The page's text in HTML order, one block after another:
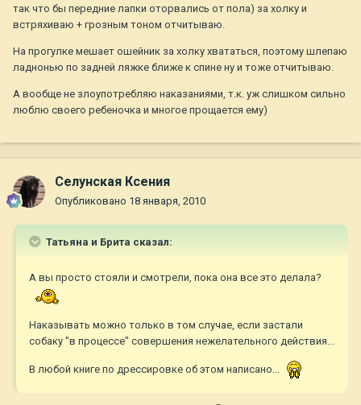
так что бы передние лапки оторвались от пола) за холку и
встряхиваю + грозным тоном отчитываю.
На прогулке мешает ошейник за холку хвататься, поэтому шлепаю
ладнонью по задней ляжке ближе к спине ну и тоже отчитываю.
А вообще не злоупотребляю наказаниями, т.к. уж слишком сильно
люблю своего ребеночка и многое прощается ему)
Селунская Ксения
Опубликовано 18 января, 2010
Татьяна и Брита сказал:
А вы просто стояли и смотрели, пока она все это делала?
Наказывать можно только в том случае, если застали
собаку "в процессе" совершения нежелательного действия...
В любой книге по дрессировке об этом написано...